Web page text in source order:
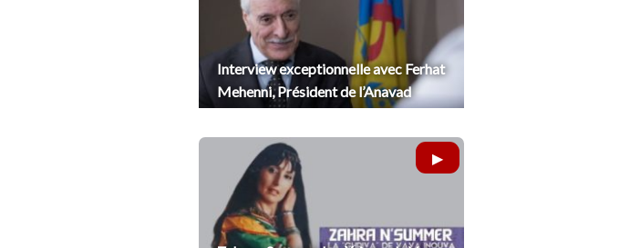
Interview exceptionnelle avec Ferhat
Mehenni, Président de l’Anavad